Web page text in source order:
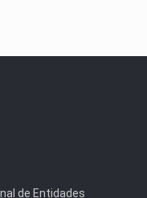
de Entidades